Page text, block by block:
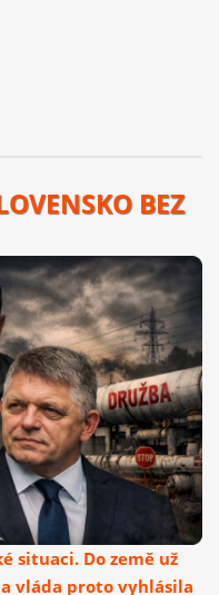
BEZ
situaci. Do země už
vláda proto vyhlásila